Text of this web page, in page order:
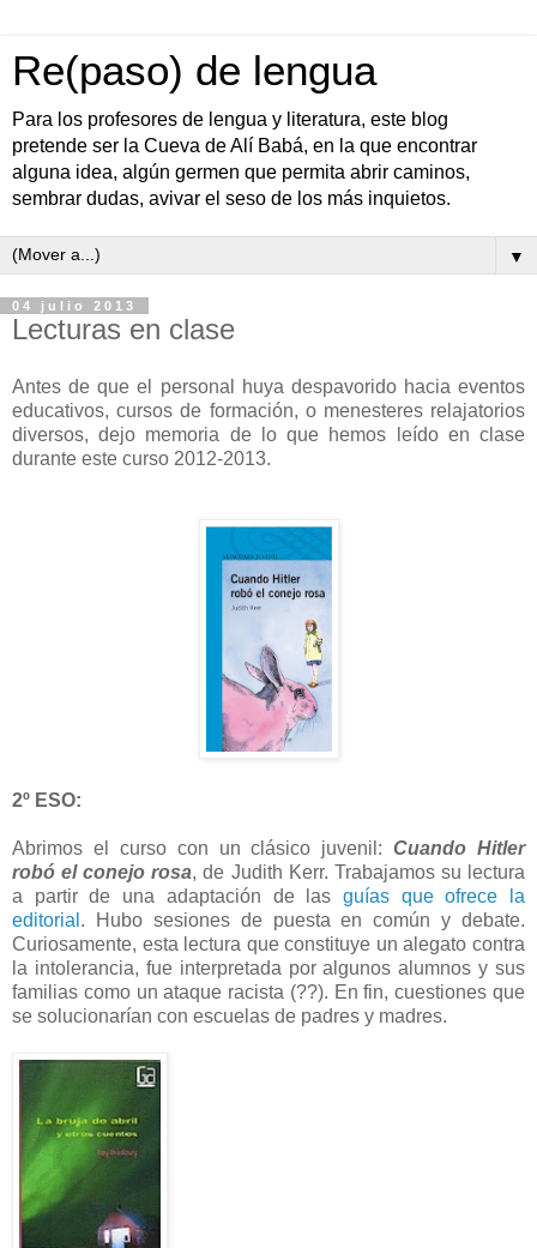
Re(paso) de lengua
Para los profesores de lengua y literatura, este blog
pretende ser la Cueva de Alí Babá, en la que encontrar
alguna idea, algún germen que permita abrir caminos,
sembrar dudas, avivar el seso de los más inquietos.
▼
04 julio 2013
Lecturas en clase
Antes de que el personal huya despavorido hacia eventos
educativos, cursos de formación, o menesteres relajatorios
diversos, dejo memoria de lo que hemos leído en clase
durante este curso 2012-2013.
2º ESO:
Abrimos el curso con un clásico juvenil:Cuando Hitler
robó el conejo rosa, de Judith Kerr. Trabajamos su lectura
a partir de una adaptación de las guías que ofrece la
editorial . Hubo sesiones de puesta en común y debate.
Curiosamente, esta lectura que constituye un alegato contra
la intolerancia, fue interpretada por algunos alumnos y sus
familias como un ataque racista (??). En fin, cuestiones que
se solucionarían con escuelas de padres y madres.